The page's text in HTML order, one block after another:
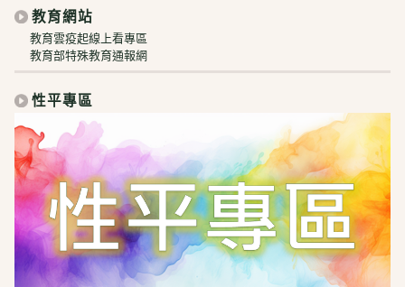
教育網站
教育雲疫起線上看專區
教育部特殊教育通報網
性平專區